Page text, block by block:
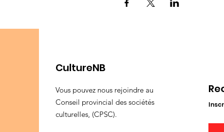
CultureNB
Vous pouvez nous rejoindre au
Conseil provincial des sociétés
culturelles, (CPSC).